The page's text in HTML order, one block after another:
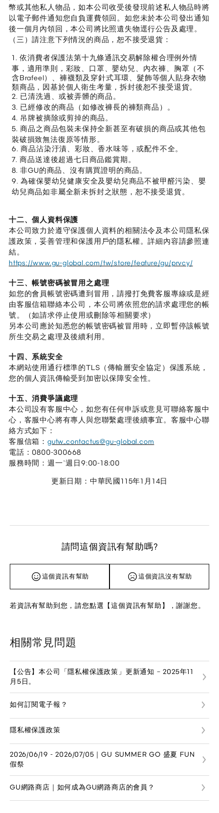
幣或其他私人物品，如本公司收受後發現前述私人物品時將
以電子郵件通知您自負運費領回。如您未於本公司發出通知
後一個月內領回，本公司將比照遺失物逕行公告及處理。
（三）請注意下列情況的商品，恕不接受退貨：
1. 依消費者保護法第十九條通訊交易解除權合理例外情
事，適用準則，彩妝、口罩、嬰幼兒、內衣褲、胸罩（不
含Brafeel）、褲襪類及穿針式耳環、髮飾等個人貼身衣物
類商品，因基於個人衛生考量，拆封後恕不接受退貨。
2. 已清洗過、或被弄髒的商品。
3. 已經修改的商品（如修改褲長的褲類商品）。
4. 吊牌被摘除或剪掉的商品。
5. 商品之商品包裝未保持全新甚至有破損的商品或其他包
裝破損致無法復原等情形。
6. 商品沾染汙漬、彩妝、香水味等，或配件不全。
7. 商品送達後超過七日商品鑑賞期。
8. 非GU的商品、沒有購買證明的商品。
9. 為確保嬰幼兒健康安全及嬰幼兒商品不被甲醛污染、嬰
幼兒商品如非屬全新未拆封之狀態，恕不接受退貨。
十二、個人資料保護
本公司致力於遵守保護個人資料的相關法令及本公司隱私保
護政策，妥善管理和保護用戶的隱私權。詳細內容請參照連
結。
https://www.gu-global.com/tw/store/feature/gu/prvcy/
十三、帳號密碼被冒用之處理
如您的會員帳號密碼遭到冒用，請撥打免費客服專線或是經
由客服信箱聯絡本公司，本公司將依照您的請求處理您的帳
號。（如請求停止使用或刪除等相關要求）
另本公司應於知悉您的帳號密碼被冒用時，立即暫停該帳號
所生交易之處理及後續利用。
十四、系統安全
本網站使用通行標準的TLS（傳輸層安全協定）保護系統，
您的個人資訊傳輸受到加密以保障安全性。
十五、消費爭議處理
本公司設有客服中心，如您有任何申訴或意見可聯絡客服中
心，客服中心將有專人與您聯繫處理後續事宜。客服中心聯
絡方式如下：
客服信箱： gutw_contactus@gu-global.com
電話：0800-300668
服務時間：週一~週日9:00-18:00
更新日期：中華民國115年1月14日
請問這個資訊有幫助嗎?
這個資訊有幫助 這個資訊沒有幫助
若資訊有幫助到您，請您點選【這個資訊有幫助】，謝謝您。
相關常見問題
【公告】本公司「隱私權保護政策」更新通知 – 2025年11
月5日。
如何訂閱電子報？
隱私權保護政策
2026/06/19 - 2026/07/05｜GU SUMMER GO 盛夏 FUN
假祭
GU網路商店｜如何成為GU網路商店的會員？